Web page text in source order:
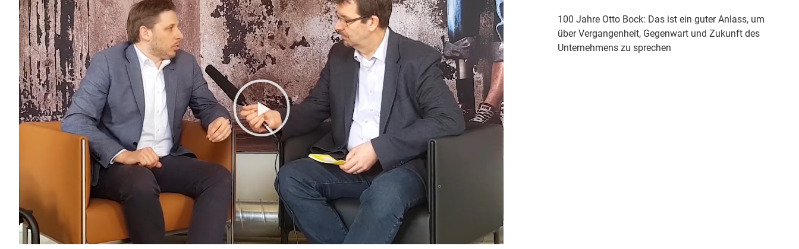
100 Jahre Otto Bock: Das ist ein guter Anlass, um
über Vergangenheit, Gegenwart und Zukunft des
Unternehmens zu sprechen